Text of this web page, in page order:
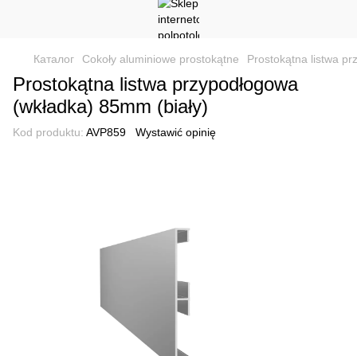
Каталог Cokoły aluminiowe prostokątne Prostokątna listwa
Prostokątna listwa przypodłogowa
(wkładka) 85mm (biały)
Kod produktu: AVP859 Wystawić opinię